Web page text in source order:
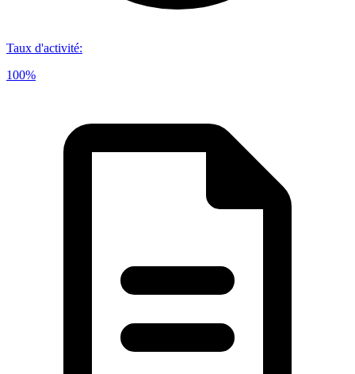
Taux d'activité:
100%